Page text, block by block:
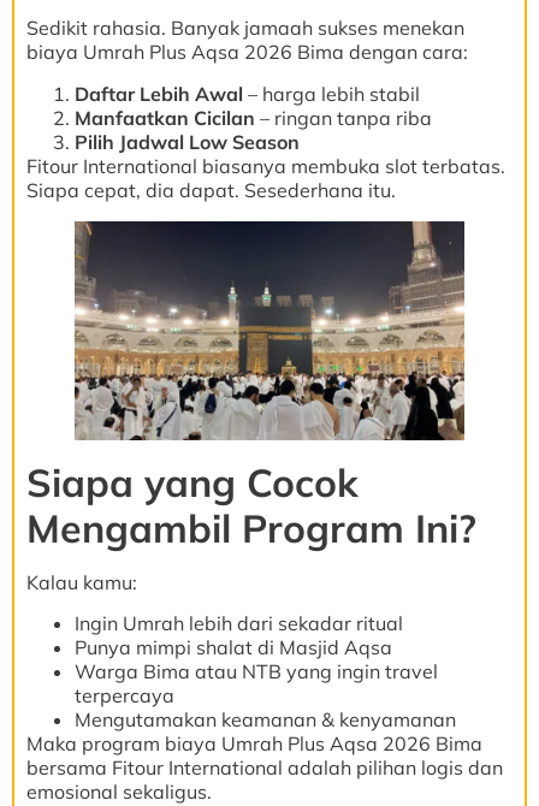
Sedikit rahasia. Banyak jamaah sukses menekan
biaya Umrah Plus Aqsa 2026 Bima dengan cara:
Daftar Lebih Awal – harga lebih stabil
Manfaatkan Cicilan – ringan tanpa riba
Pilih Jadwal Low Season
Fitour International biasanya membuka slot terbatas.
Siapa cepat, dia dapat. Sesederhana itu.
Siapa yang Cocok
Mengambil Program Ini?
Kalau kamu:
Ingin Umrah lebih dari sekadar ritual
Punya mimpi shalat di Masjid Aqsa
Warga Bima atau NTB yang ingin travel
terpercaya
Mengutamakan keamanan & kenyamanan
Maka program biaya Umrah Plus Aqsa 2026 Bima
bersama Fitour International adalah pilihan logis dan
emosional sekaligus.